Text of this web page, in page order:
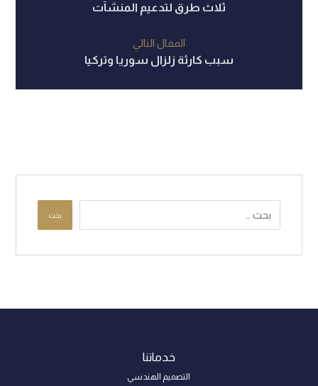
ثلاث طرق لتدعيم المنشآت
المقال التالي
سبب كارثة زلزال سوريا وتركيا
بحث
خدماتنا
التصميم الهندسي